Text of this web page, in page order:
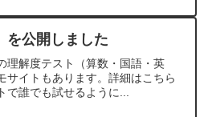
を公開しました
理解度テスト（算数・国語・英
サイトもあります。詳細はこちら
で誰でも試せるように...